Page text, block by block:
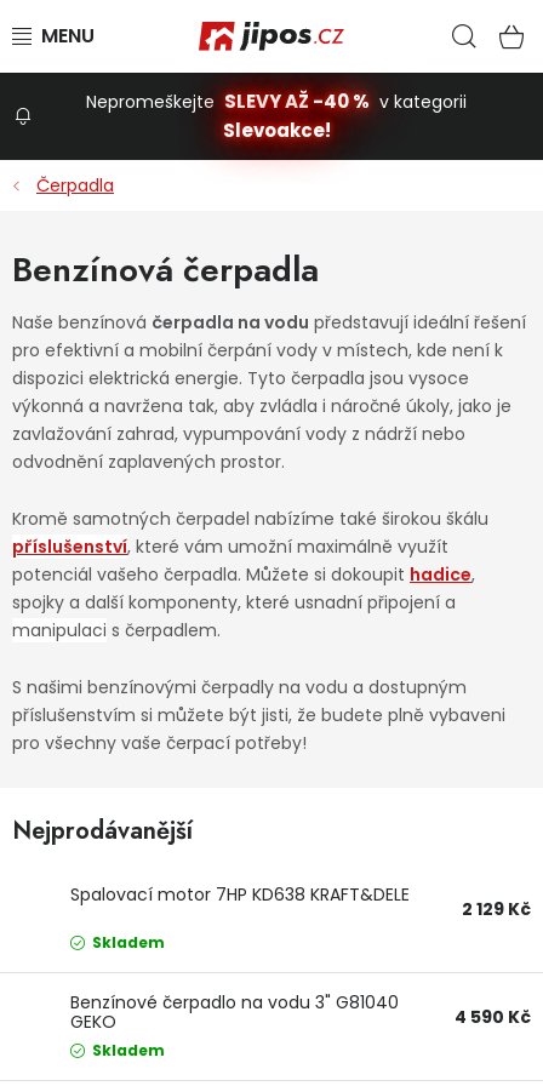
Stavba a dům
Dílna
Domácnost
Dětská hřiště
Autodoplňky
Vánoce
Fotovoltaika
Výprodej
Nepromeškejte SLEVY AŽ -40 % v kategorii
Slevoakce!
Čerpadla
Benzínová čerpadla
Naše benzínová čerpadla na vodu představují ideální řešení
pro efektivní a mobilní čerpání vody v místech, kde není k
dispozici elektrická energie. Tyto čerpadla jsou vysoce
výkonná a navržena tak, aby zvládla i náročné úkoly, jako je
zavlažování zahrad, vypumpování vody z nádrží nebo
odvodnění zaplavených prostor.
Kromě samotných čerpadel nabízíme také širokou škálu
příslušenství, které vám umožní maximálně využít
potenciál vašeho čerpadla. Můžete si dokoupit hadice,
spojky a další komponenty, které usnadní připojení a
manipulaci s čerpadlem.
S našimi benzínovými čerpadly na vodu a dostupným
příslušenstvím si můžete být jisti, že budete plně vybaveni
pro všechny vaše čerpací potřeby!
Nejprodávanější
Spalovací motor 7HP KD638 KRAFT&DELE
2 129 Kč
Skladem
Benzínové čerpadlo na vodu 3" G81040
GEKO
4 590 Kč
Skladem